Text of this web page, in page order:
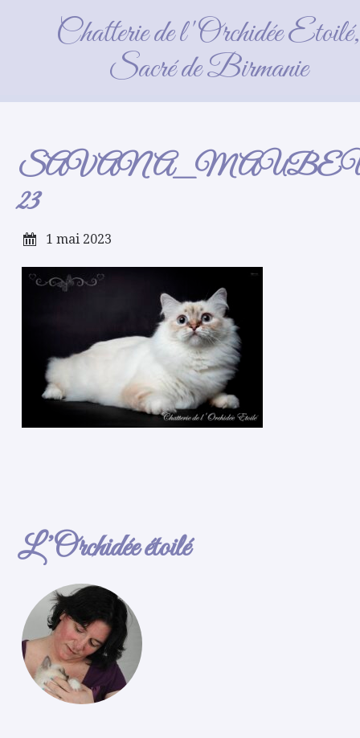
Chatterie de l'Orchidée Etoilé,
Sacré de Birmanie
23
23
1 mai 2023
L’Orchidée étoilé